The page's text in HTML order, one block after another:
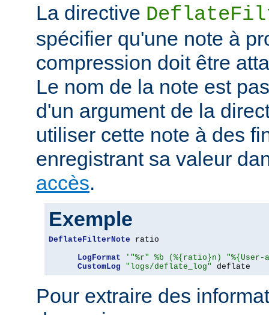
La directive
spécifier qu'une note à
compression doit être
Le nom de la note est
d'un argument de la
utiliser cette note à des
enregistrant sa valeur
accès.
Exemple
DeflateFilterNote ratio
LogFormat
'"%r" %b (%{ratio}n)
CustomLog
"logs/deflate_log" deflate
Pour extraire des